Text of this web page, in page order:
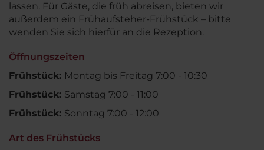
lassen. Für Gäste, die früh abreisen, bieten wir
außerdem ein Frühaufsteher-Frühstück – bitte
wenden Sie sich hierfür an die Rezeption.
Öffnungszeiten
Frühstück: Montag bis Freitag 7:00 - 10:30
Frühstück: Samstag 7:00 - 11:00
Frühstück: Sonntag 7:00 - 12:00
Art des Frühstücks